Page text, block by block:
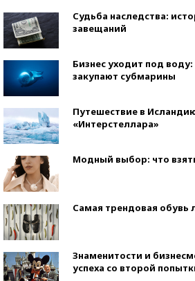
Судьба наследства:
завещаний
Бизнес уходит под
закупают субмарины
Путешествие в
«Интерстеллара»
Модный выбор: что
Самая трендовая обувь
Знаменитости и
успеха со второй